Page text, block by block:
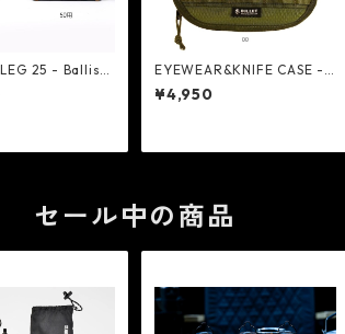
LEG 25 - Ballisti
EYEWEAR&KNIFE CASE -
Ballistics
¥4,950
セール中の商品